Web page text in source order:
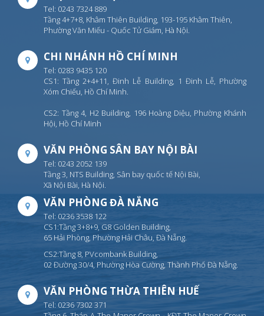
Tel: 0243 7324 889
Tầng 4+7+8, Khâm Thiên Building, 193-195 Khâm Thiên,
Phường Văn Miếu - Quốc Tử Giám, Hà Nội.
CHI NHÁNH HỒ CHÍ MINH
Tel: 0283 9435 120
CS1: Tầng 2+4+11, Đinh Lễ Building, 1 Đinh Lễ, Phường
Xóm Chiếu, Hồ Chí Minh.
CS2: Tầng 4, H2 Building, 196 Hoàng Diệu, Phường Khánh
Hội, Hồ Chí Minh
VĂN PHÒNG SÂN BAY NỘI BÀI
Tel: 0243 2052 139
Tầng 3, NTS Building, Sân bay quốc tế Nội Bài,
Xã Nội Bài, Hà Nội.
VĂN PHÒNG ĐÀ NẴNG
Tel: 0236 3538 122
CS1:Tầng 3+8+9, G8 Golden Building,
65 Hải Phòng, Phường Hải Châu, Đà Nẵng.
CS2:Tầng 8, PVcombank Building,
02 Đường 30/4, Phường Hòa Cường, Thành Phố Đà Nẵng.
VĂN PHÒNG THỪA THIÊN HUẾ
Tel: 0236 7302 371